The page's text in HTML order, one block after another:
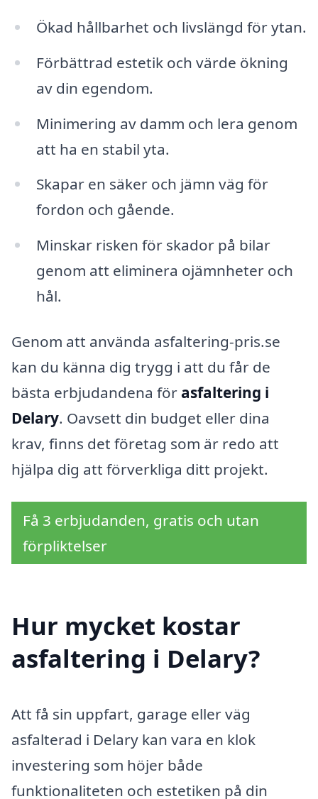
Ökad hållbarhet och livslängd för ytan.
Förbättrad estetik och värde ökning
av din egendom.
Minimering av damm och lera genom
att ha en stabil yta.
Skapar en säker och jämn väg för
fordon och gående.
Minskar risken för skador på bilar
genom att eliminera ojämnheter och
hål.
Genom att använda asfaltering-pris.se
kan du känna dig trygg i att du får de
bästa erbjudandena för asfaltering i
Delary. Oavsett din budget eller dina
krav, finns det företag som är redo att
hjälpa dig att förverkliga ditt projekt.
Få 3 erbjudanden, gratis och utan
förpliktelser
Hur mycket kostar
asfaltering i Delary?
Att få sin uppfart, garage eller väg
asfalterad i Delary kan vara en klok
investering som höjer både
funktionaliteten och estetiken på din